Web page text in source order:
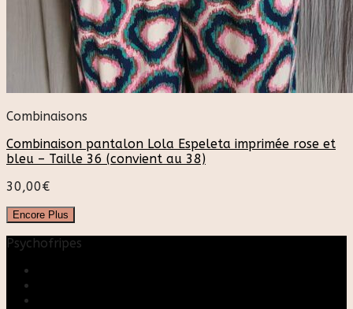
Combinaisons
Combinaison pantalon Lola Espeleta imprimée rose et
bleu – Taille 36 (convient au 38)
30,00€
Encore Plus
Psychofripes